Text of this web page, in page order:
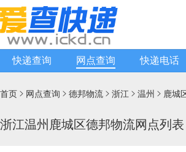
快递查询 网点查询 快递电话
首页  网点查询  德邦物流  浙江  温州  鹿城
浙江温州鹿城区德邦物流网点列表